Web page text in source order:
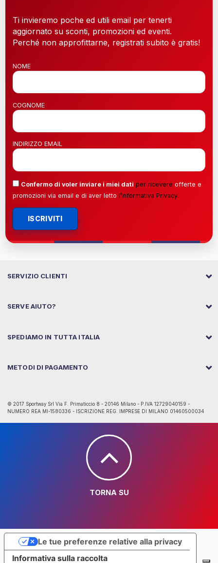
Ti invieremo poche ed utili email per tenerti
aggiornato su sconti, promozioni ed eventi.
Perché non approfittarne, registrati subito è gratis!
NOME
COGNOME
INDIRIZZO EMAIL
Confermo di voler inviare i miei dati per ricevere offerte e
promozioni via email e di aver letto l’Informativa Privacy.
ISCRIVITI
SERVIZIO CLIENTI
SERVE AIUTO?
SPEDIAMO IN TUTTA ITALIA
METODI DI PAGAMENTO
© 2017 Sportway Srl Via F. Primaticcio 8 - 20146 Milano - P.IVA 12729040159 -
NUMERO REA MI-1580336 - ISCRIZIONE REG. IMPRESE DI MILANO 01460500034
TORNA SU
Informativa sulla raccolta
Le tue preferenze relative alla privacy